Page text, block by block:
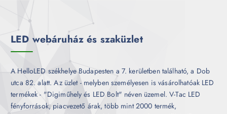
LED webáruház és szaküzlet
A HelloLED székhelye Budapesten a 7. kerületben található, a Dob
utca 82. alatt. Az üzlet - melyben személyesen is vásárolhatóak LED
termékek - "Digiműhely és LED Bolt" néven üzemel. V-Tac LED
fényforrások, piacvezető árak, több mint 2000 termék,